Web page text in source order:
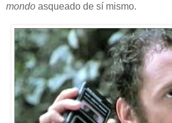
mondo asqueado de sí mismo.